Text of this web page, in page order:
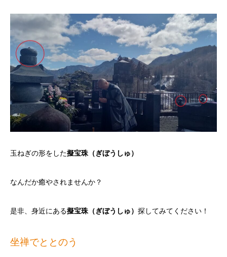
玉ねぎの形をした擬宝珠（ぎぼうしゅ）
なんだか癒やされませんか？
是非、身近にある擬宝珠（ぎぼうしゅ） 探してみてください！
坐禅でととのう